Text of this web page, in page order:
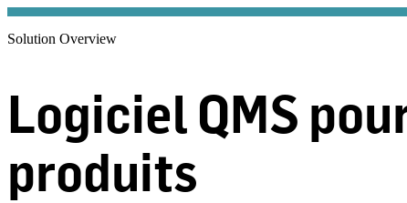
Solution Overview
Logiciel QMS
produits